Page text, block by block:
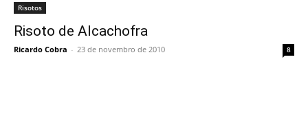
Risotos
Risoto de Alcachofra
Ricardo Cobra - 23 de novembro de 2010 8